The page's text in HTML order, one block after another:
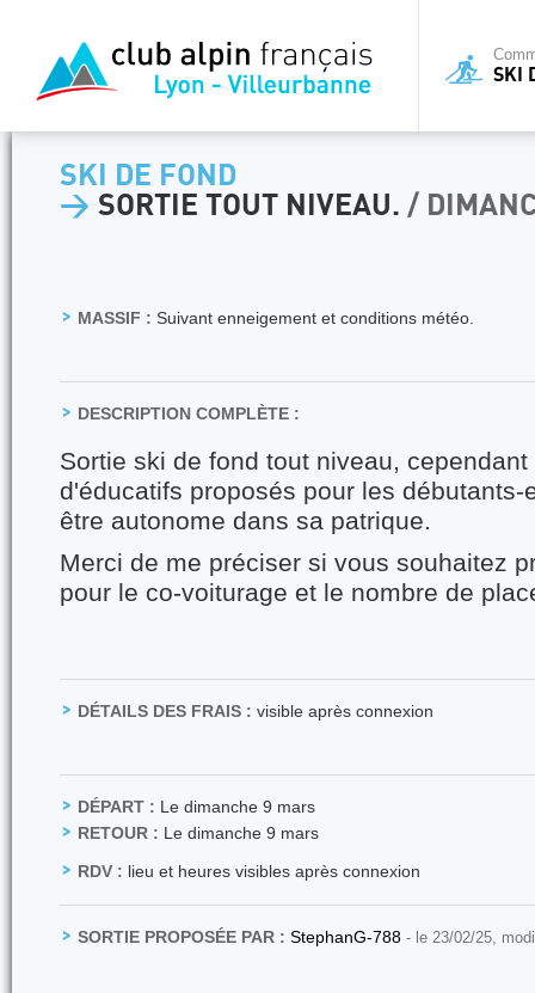
SKI
SKI DE FOND
> SORTIE TOUT NIVEAU. /
MASSIF : Suivant enneigement et conditions météo.
DESCRIPTION COMPLÈTE :
Sortie ski de fond tout niveau,
d'éducatifs proposés pour les débutants-
être autonome dans sa patrique.
Merci de me préciser si vous souhaitez
pour le co-voiturage et le nombre de
DÉTAILS DES FRAIS : visible après connexion
DÉPART : Le dimanche 9 mars
RETOUR : Le dimanche 9 mars
RDV : lieu et heures visibles après connexion
SORTIE PROPOSÉE PAR : StephanG-788 - le 23/02/25,